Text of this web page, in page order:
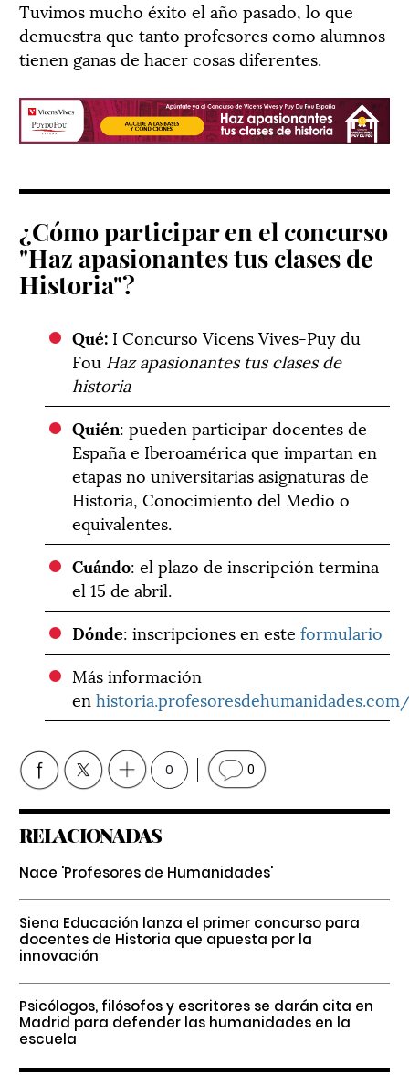
Tuvimos mucho éxito el año pasado, lo que
demuestra que tanto profesores como alumnos
tienen ganas de hacer cosas diferentes.
¿Cómo participar en el concurso
"Haz apasionantes tus clases de
Historia"?
Qué: I Concurso Vicens Vives-Puy du
Fou Haz apasionantes tus clases de
historia
Quién: pueden participar docentes de
España e Iberoamérica que impartan en
etapas no universitarias asignaturas de
Historia, Conocimiento del Medio o
equivalentes.
Cuándo: el plazo de inscripción termina
el 15 de abril.
Dónde: inscripciones en esteformulario
Más información
en
0 0
RELACIONADAS
Nace 'Profesores de Humanidades'
Siena Educación lanza el primer concurso para
docentes de Historia que apuesta por la
innovación
Psicólogos, filósofos y escritores se darán cita en
Madrid para defender las humanidades en la
escuela